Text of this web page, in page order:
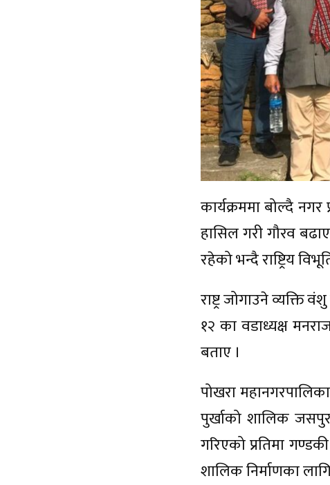
कार्यक्रममा बोल्दै
हासिल गरी गौरव
रहेको भन्दै राष्ट्रिय
राष्ट्र जोगाउने
१२ का वडाध्यक्ष
बताए ।
पोखरा
पुर्खाको शालिक
गरिएको प्रतिमा
शालिक निर्माणका